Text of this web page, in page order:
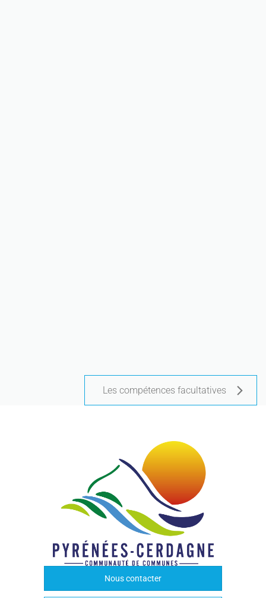
Les compétences facultatives
Nous contacter